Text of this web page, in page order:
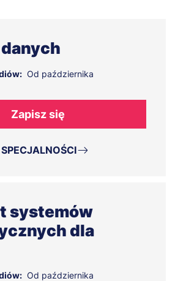
Od października
Zapisz się
systemów
dla
Od października